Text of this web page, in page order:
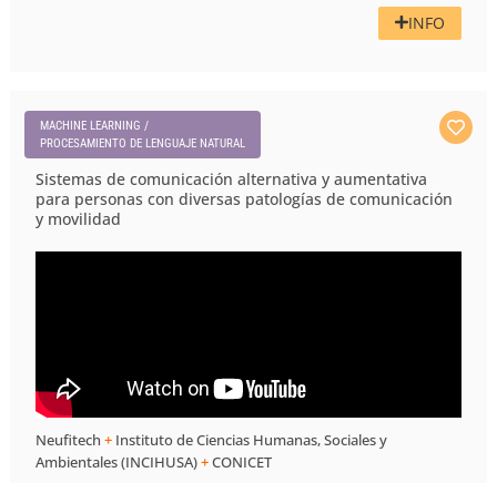
INFO
MACHINE LEARNING /
PROCESAMIENTO DE LENGUAJE NATURAL
Sistemas de comunicación alternativa y aumentativa
para personas con diversas patologías de comunicación
y movilidad
Neufitech+ Instituto de Ciencias Humanas, Sociales y
Ambientales (INCIHUSA)+CONICET